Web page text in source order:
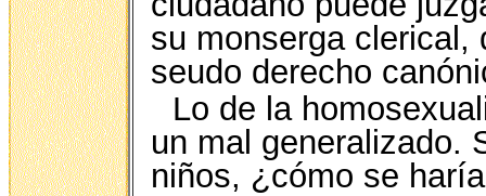
su monserga clerical,
seudo derecho
Lo de la
un mal generalizado.
niños, ¿cómo se